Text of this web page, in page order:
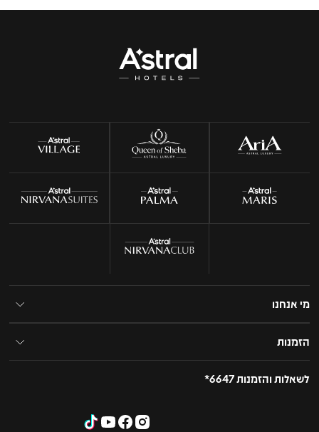
מי אנחנו
הזמנות
לשאלות והזמנות 6647*